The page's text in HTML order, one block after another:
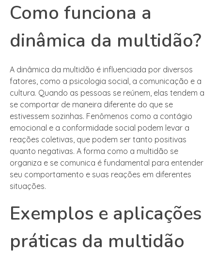
Como funciona a
dinâmica da multidão?
A dinâmica da multidão é influenciada por diversos
fatores, como a psicologia social, a comunicação e a
cultura. Quando as pessoas se reúnem, elas tendem a
se comportar de maneira diferente do que se
estivessem sozinhas. Fenômenos como a contágio
emocional e a conformidade social podem levar a
reações coletivas, que podem ser tanto positivas
quanto negativas. A forma como a multidão se
organiza e se comunica é fundamental para entender
seu comportamento e suas reações em diferentes
situações.
Exemplos e aplicações
práticas da multidão